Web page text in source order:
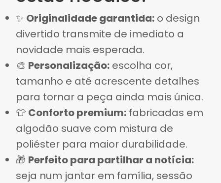
✨ Originalidade garantida: o design
divertido transmite de imediato a
novidade mais esperada.
🎨 Personalização: escolha cor,
tamanho e até acrescente detalhes
para tornar a peça ainda mais única.
👕 Conforto premium: fabricadas em
algodão suave com mistura de
poliéster para maior durabilidade.
🎁 Perfeito para partilhar a notícia:
seja num jantar em família, sessão